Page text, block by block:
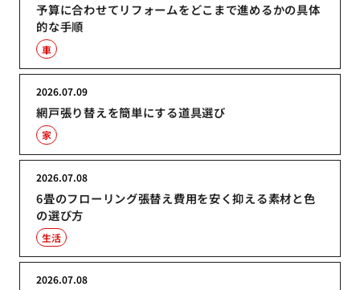
予算に合わせてリフォームをどこまで進めるかの具体
的な手順
車
網戸張り替えを簡単にする道具選び
2026.07.09
家
6畳のフローリング張替え費用を安く抑える素材と色
の選び方
2026.07.08
生活
2026.07.08